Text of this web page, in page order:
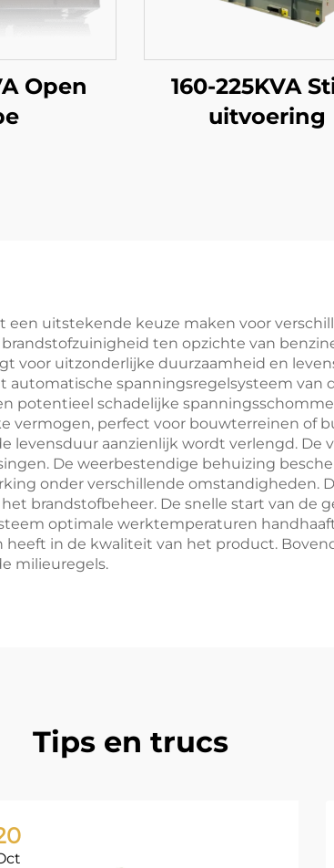
Open
160-225KVA
uitvoering
een uitstekende keuze maken voor
ten opzichte van
voor uitzonderlijke duurzaamheid en
spanningsregelsysteem van
potentieel schadelijke
vermogen, perfect voor bouwterreinen of
levensduur aanzienlijk wordt verlengd. De
De weerbestendige behuizing
onder verschillende omstandigheden.
brandstofbeheer. De snelle start van de
optimale werktemperaturen
in de kwaliteit van het product.
milieuregels.
Tips en trucs